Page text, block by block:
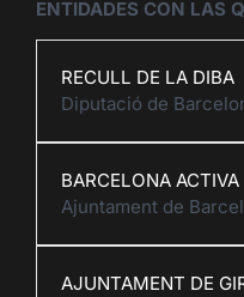
ENTIDADES CON LAS
RECULL DE LA DIBA
Diputació de
BARCELONA ACTIVA
Ajuntament de
AJUNTAMENT DE